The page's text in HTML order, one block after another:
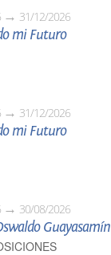
31/12/2026
mi Futuro
31/12/2026
mi Futuro
30/08/2026
Guayasamín